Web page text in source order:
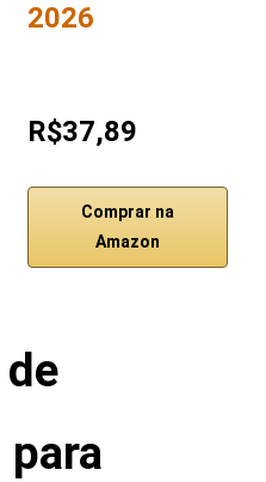
2026
R$37,89
Comprar na
Amazon